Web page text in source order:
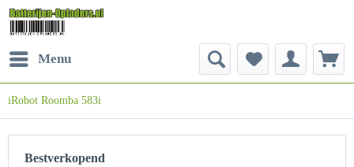
Menu
iRobot Roomba 583i
Bestverkopend